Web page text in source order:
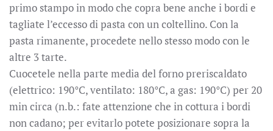
primo stampo in modo che copra bene anche i bordi e
tagliate l’eccesso di pasta con un coltellino. Con la
pasta rimanente, procedete nello stesso modo con le
altre 3 tarte.
Cuocetele nella parte media del forno preriscaldato
(elettrico: 190°C, ventilato: 180°C, a gas: 190°C) per 20
min circa (n.b.: fate attenzione che in cottura i bordi
non cadano; per evitarlo potete posizionare sopra la